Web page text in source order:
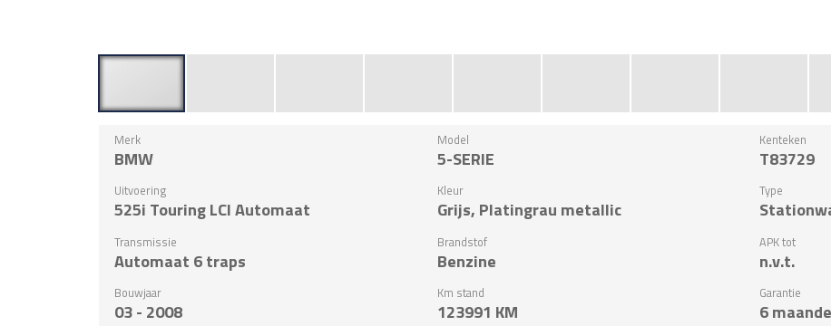
Merk
BMW
Model
5-SERIE
Kenteken
T83729
Uitvoering
525i Touring LCI Automaat
Kleur
Grijs, Platingrau metallic
Type
Transmissie
Automaat 6 traps
Brandstof
Benzine
APK tot
n.v.t.
Bouwjaar
03 - 2008
Km stand
123991 KM
Garantie
6